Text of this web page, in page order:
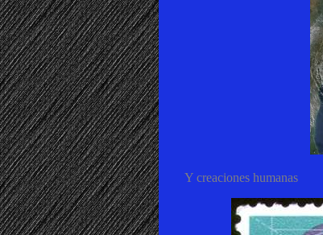
Y creaciones humanas